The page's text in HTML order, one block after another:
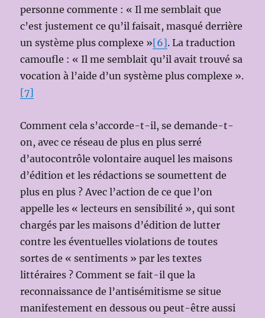
personne commente : « Il me semblait que
c’est justement ce qu’il faisait, masqué derrière
un système plus complexe »[6]. La traduction
camoufle : « Il me semblait qu’il avait trouvé sa
vocation à l’aide d’un système plus complexe ».
[7]
Comment cela s’accorde-t-il, se demande-t-
on, avec ce réseau de plus en plus serré
d’autocontrôle volontaire auquel les maisons
d’édition et les rédactions se soumettent de
plus en plus ? Avec l’action de ce que l’on
appelle les « lecteurs en sensibilité », qui sont
chargés par les maisons d’édition de lutter
contre les éventuelles violations de toutes
sortes de « sentiments » par les textes
littéraires ? Comment se fait-il que la
reconnaissance de l’antisémitisme se situe
manifestement en dessous ou peut-être aussi